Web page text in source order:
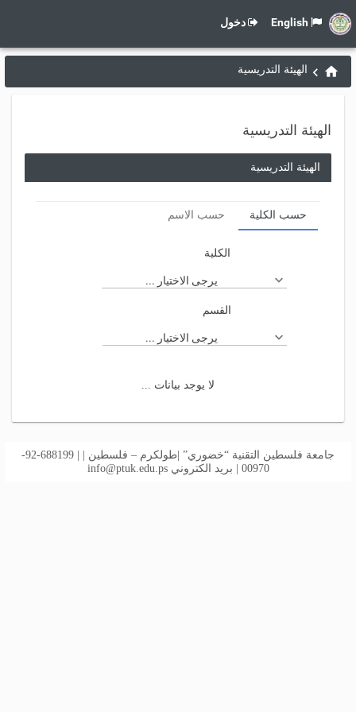
دخول
الهيئة التدريسية
الهيئة التدريسية
الهيئة التدريسية
حسب الكلية حسب الاسم
الكلية
يرجى الاختيار ...
القسم
يرجى الاختيار ...
لا يوجد بيانات ...
جامعة فلسطين التقنية “خضوري” |طولكرم – فلسطين | | 688199-92-
00970 | بريد الكتروني
info@ptuk.edu.ps